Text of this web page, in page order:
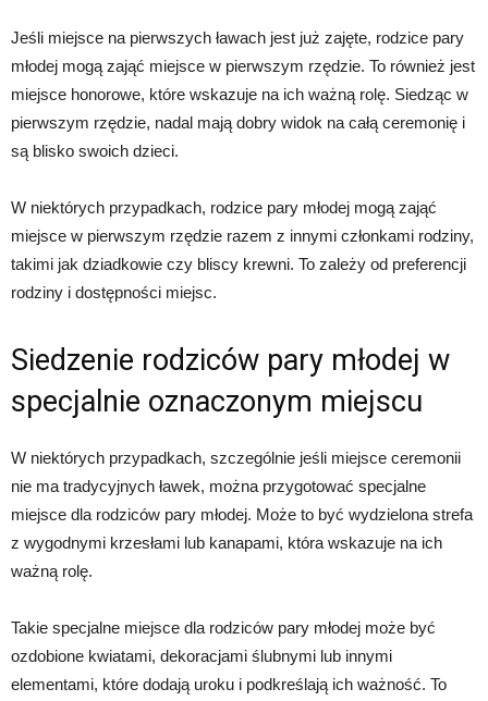
Jeśli miejsce na pierwszych ławach jest już zajęte, rodzice pary
młodej mogą zająć miejsce w pierwszym rzędzie. To również jest
miejsce honorowe, które wskazuje na ich ważną rolę. Siedząc w
pierwszym rzędzie, nadal mają dobry widok na całą ceremonię i
są blisko swoich dzieci.
W niektórych przypadkach, rodzice pary młodej mogą zająć
miejsce w pierwszym rzędzie razem z innymi członkami rodziny,
takimi jak dziadkowie czy bliscy krewni. To zależy od preferencji
rodziny i dostępności miejsc.
Siedzenie rodziców pary młodej w
specjalnie oznaczonym miejscu
W niektórych przypadkach, szczególnie jeśli miejsce ceremonii
nie ma tradycyjnych ławek, można przygotować specjalne
miejsce dla rodziców pary młodej. Może to być wydzielona strefa
z wygodnymi krzesłami lub kanapami, która wskazuje na ich
ważną rolę.
Takie specjalne miejsce dla rodziców pary młodej może być
ozdobione kwiatami, dekoracjami ślubnymi lub innymi
elementami, które dodają uroku i podkreślają ich ważność. To